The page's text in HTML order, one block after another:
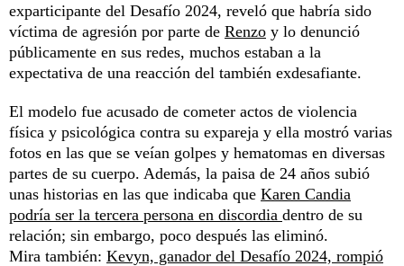
exparticipante del Desafío 2024, reveló que habría sido
víctima de agresión por parte de Renzo y lo denunció
públicamente en sus redes, muchos estaban a la
expectativa de una reacción del también exdesafiante.
El modelo fue acusado de cometer actos de violencia
física y psicológica contra su expareja y ella mostró varias
fotos en las que se veían golpes y hematomas en diversas
partes de su cuerpo. Además, la paisa de 24 años subió
unas historias en las que indicaba que Karen Candia
podría ser la tercera persona en discordia dentro de su
relación; sin embargo, poco después las eliminó.
Mira también: Kevyn, ganador del Desafío 2024, rompió